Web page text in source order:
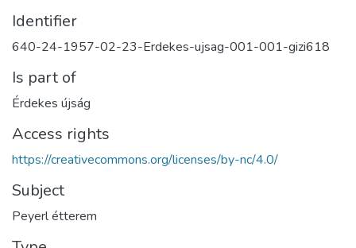
Identifier
640-24-1957-02-23-Erdekes-ujsag-001-001-gizi618
Is part of
Érdekes újság
Access rights
https://creativecommons.org/licenses/by-nc/4.0/
Subject
Peyerl étterem